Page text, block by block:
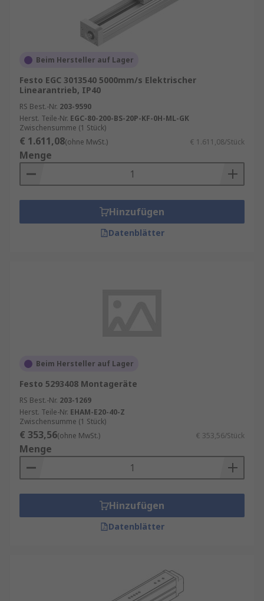
Beim Hersteller auf Lager
Festo EGC 3013540 5000mm/s Elektrischer
Linearantrieb, IP40
RS Best.-Nr. 203-9590
Herst. Teile-Nr. EGC-80-200-BS-20P-KF-0H-ML-GK
Zwischensumme (1 Stück)
€ 1.611,08(ohne MwSt.) € 1.611,08/Stück
Menge
Hinzufügen
Datenblätter
Beim Hersteller auf Lager
Festo 5293408 Montageräte
RS Best.-Nr. 203-1269
Herst. Teile-Nr. EHAM-E20-40-Z
Zwischensumme (1 Stück)
€ 353,56(ohne MwSt.) € 353,56/Stück
Menge
Hinzufügen
Datenblätter